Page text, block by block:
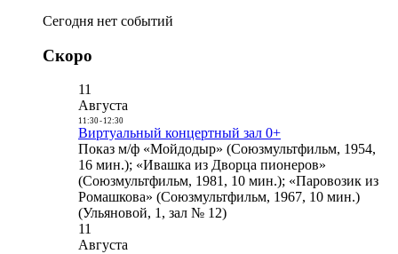
Сегодня нет событий
Скоро
11
Августа
11:30- 12:30
Виртуальный концертный зал 0+
Показ м/ф «Мойдодыр» (Союзмультфильм, 1954,
16 мин.); «Ивашка из Дворца пионеров»
(Союзмультфильм, 1981, 10 мин.); «Паровозик из
Ромашкова» (Союзмультфильм, 1967, 10 мин.)
(Ульяновой, 1, зал № 12)
11
Августа